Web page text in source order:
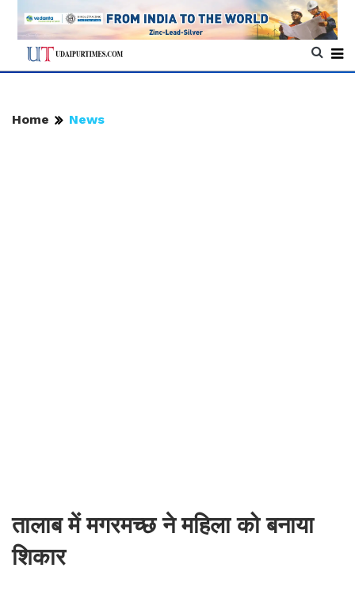
Home News
तालाब में मगरमच्छ ने महिला को बनाया
शिकार